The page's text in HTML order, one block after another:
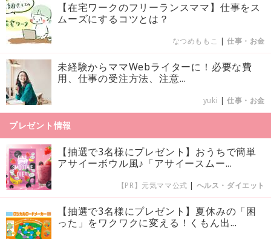
【在宅ワークのフリーランスママ】仕事をス
ムーズにするコツとは？
なつめももこ | 仕事・お金
未経験からママWebライターに！必要な費
用、仕事の受注方法、注意...
yuki | 仕事・お金
プレゼント情報
【抽選で3名様にプレゼント】おうちで簡単
アサイーボウル風♪「アサイースムー...
【PR】元気ママ公式 | ヘルス・ダイエット
【抽選で3名様にプレゼント】夏休みの「困
った」をワクワクに変える！くもん出...